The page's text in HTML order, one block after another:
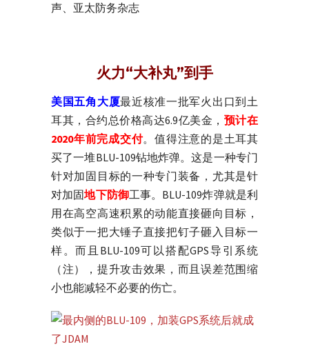
声、亚太防务杂志
火力“大补丸”到手
美国五角大厦最近核准一批军火出口到土
耳其，合约总价格高达6.9亿美金， 预计在
2020年前完成交付。值得注意的是土耳其
买了一堆BLU-109钻地炸弹。这是一种专门
针对加固目标的一种专门装备，尤其是针
对加固地下防御工事。BLU-109炸弹就是利
用在高空高速积累的动能直接砸向目标，
类似于一把大锤子直接把钉子砸入目标一
样。而且BLU-109可以搭配GPS导引系统
（注），提升攻击效果，而且误差范围缩
小也能减轻不必要的伤亡。